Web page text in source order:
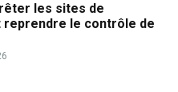
les sites de
le contrôle de